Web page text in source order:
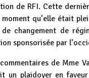
de RFI. Cette
qu’elle était
changement de
sponsorisée par
de Mme
un plaidoyer en